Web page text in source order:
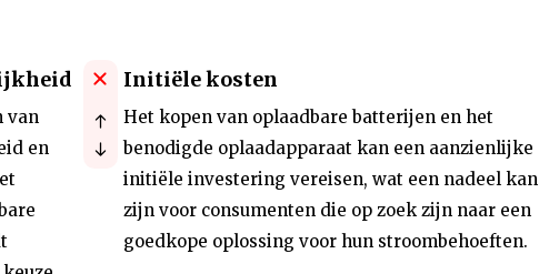
van
en
Initiële kosten
Het kopen van oplaadbare batterijen en het
benodigde oplaadapparaat kan een aanzienlijke
initiële investering vereisen, wat een nadeel kan
zijn voor consumenten die op zoek zijn naar een
goedkope oplossing voor hun stroombehoeften.